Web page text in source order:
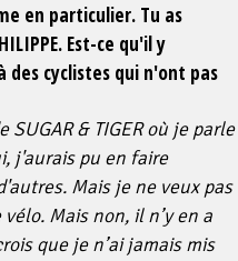
en particulier. Tu as
Est-ce qu'il y
des cyclistes qui n'ont pas
& TIGER où je parle
j'aurais pu en faire
Mais je ne veux pas
Mais non, il n’y en a
que je n’ai jamais mis